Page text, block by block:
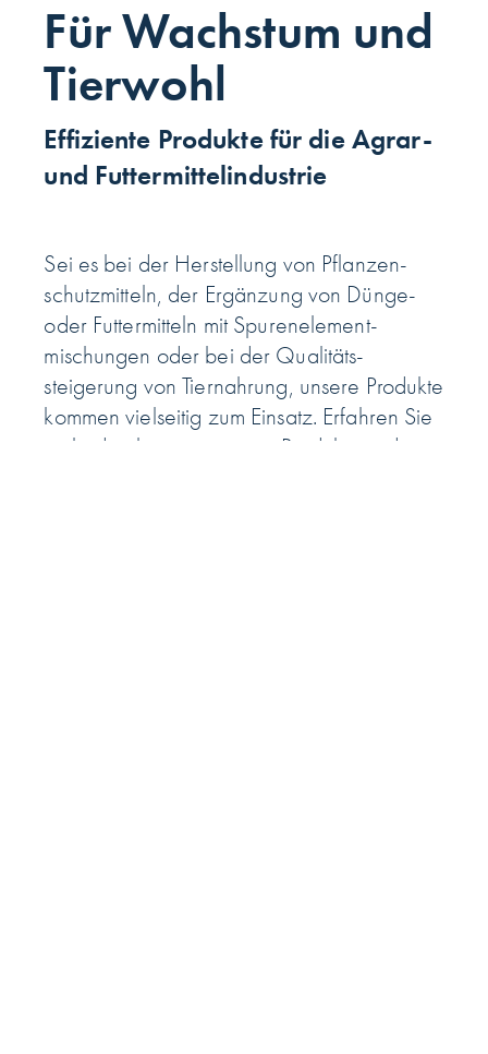
Für Wachs­tum und
Tier­wohl
Effiziente Produkte für die Agrar-
und Futter­mittel­industrie
Sei es bei der Her­stellung von Pflanzen­
schutz­mitteln, der Ergänzung von Dünge-
oder Futter­mitteln mit Spuren­element­
mischungen oder bei der Qualitäts­
steigerung von Tier­nahrung, unsere Produkte
kommen viel­seitig zum Einsatz. Erfahren Sie
mehr darüber, wie unsere Produkte in der